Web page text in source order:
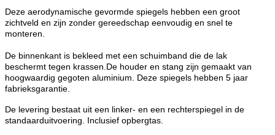
Deze aerodynamische gevormde spiegels hebben een groot
zichtveld en zijn zonder gereedschap eenvoudig en snel te
monteren.
De binnenkant is bekleed met een schuimband die de lak
beschermt tegen krassen. De houder en stang zijn gemaakt van
hoogwaardig gegoten aluminium. Deze spiegels hebben 5 jaar
fabrieksgarantie.
De levering bestaat uit een linker- en een rechterspiegel in de
standaarduitvoering. Inclusief opbergtas.